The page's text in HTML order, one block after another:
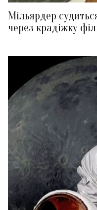
Мільярдер
через крадіжку